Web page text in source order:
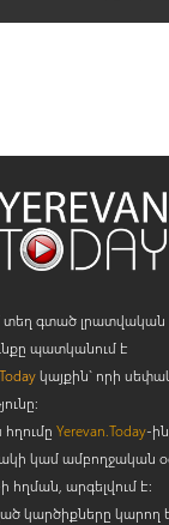
տեղ գտած
պատկանում է
կայքին` որի
հղումը Yerevan.Today-
կամ ամբողջական
հղման, արգելվում է:
կարծիքները կարող